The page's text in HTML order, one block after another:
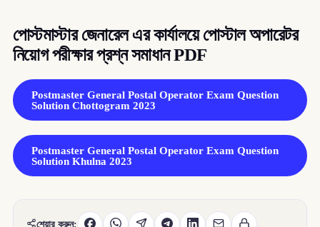
পোস্টমাস্টার জেনারেল এর কার্যালয়ে পোস্টাল অপারেটর
নিয়োগ পরীক্ষার প্রশ্ন সমাধান PDF
Postmaster General Postal Operator Exam Question
Solution Chottogram 2023
Postmaster General Postal Operator Exam Question
Solution Khulna 2023
শেয়ার করুন: